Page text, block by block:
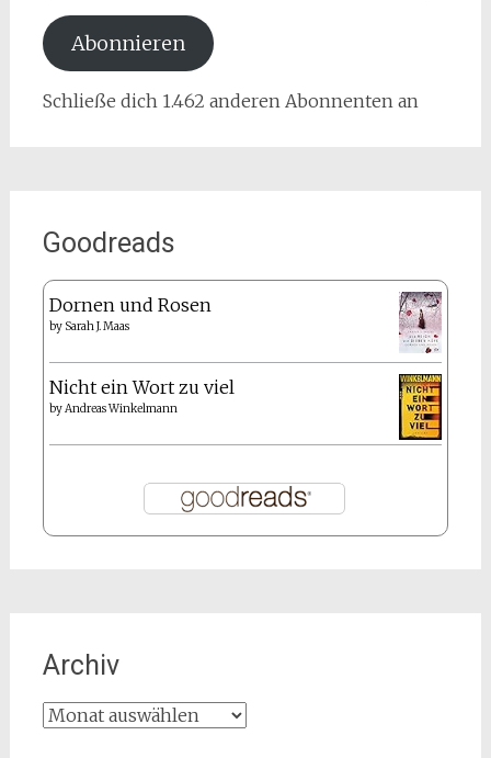
Adresse
Abonnieren
Schließe dich 1.462 anderen Abonnenten an
Goodreads
Dornen und Rosen
by Sarah J. Maas
Nicht ein Wort zu viel
byAndreas Winkelmann
Archiv
Archiv